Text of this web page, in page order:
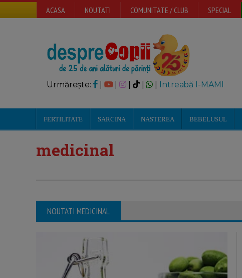
ACASA NOUTATI COMUNITATE / CLUB SPECIAL
Urmărește: | | Intreabă I-MAMI
FERTILITATE SARCINA NASTEREA BEBELUSUL
medicinal
NOUTATI MEDICINAL